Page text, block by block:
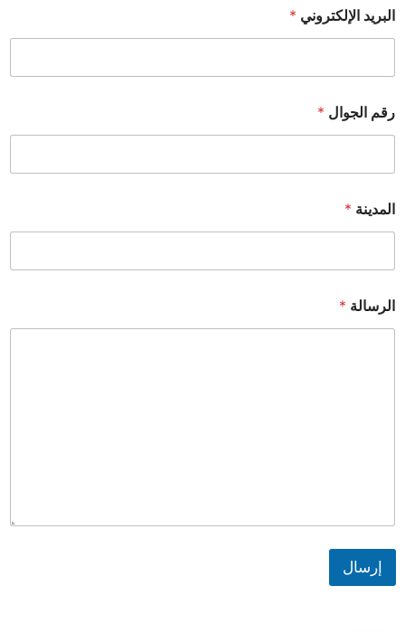
البريد الإلكتروني *
رقم الجوال *
المدينة *
الرسالة *
إرسال